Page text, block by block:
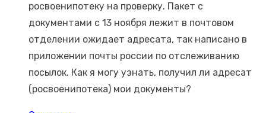
росвоенипотеку на проверку. Пакет с
документами с 13 ноября лежит в почтовом
отделении ожидает адресата, так написано в
приложении почты россии по отслеживанию
посылок. Как я могу узнать, получил ли адресат
(росвоенипотека) мои документы?